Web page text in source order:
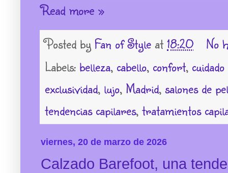
Read more »
Posted by Fan of Style at 18:20
No
Labels: belleza, cabello, confort,
exclusividad, lujo, Madrid, salones de
tendencias capilares, tratamientos
viernes, 20 de marzo de 2026
Calzado Barefoot, una